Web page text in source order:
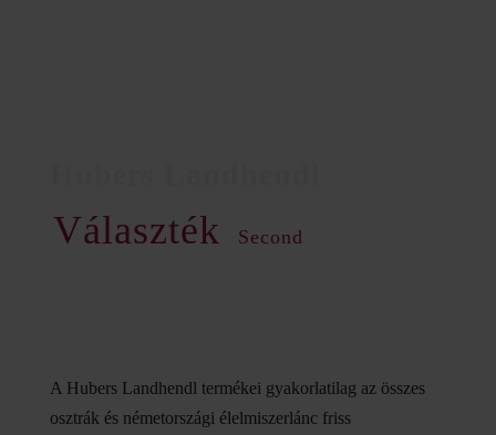
Választék Second
A Hubers Landhendl termékei gyakorlatilag az összes
osztrák és németországi élelmiszerlánc friss